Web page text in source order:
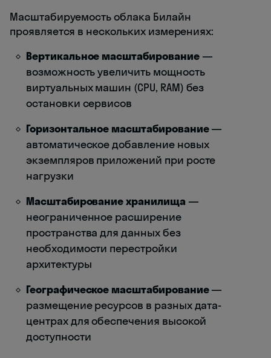
Масштабируемость облака Билайн
проявляется в нескольких измерениях:
Вертикальное масштабирование—
возможность увеличить мощность
виртуальных машин (CPU, RAM) без
остановки сервисов
Горизонтальное масштабирование—
автоматическое добавление новых
экземпляров приложений при росте
нагрузки
Масштабирование хранилища —
неограниченное расширение
пространства для данных без
необходимости перестройки
архитектуры
Географическое масштабирование—
размещение ресурсов в разных дата-
центрах для обеспечения высокой
доступности